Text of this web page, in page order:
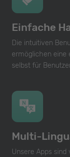
Einfache
Die intuitiven
ermöglichen eine
selbst für
Multi-
Unsere Apps